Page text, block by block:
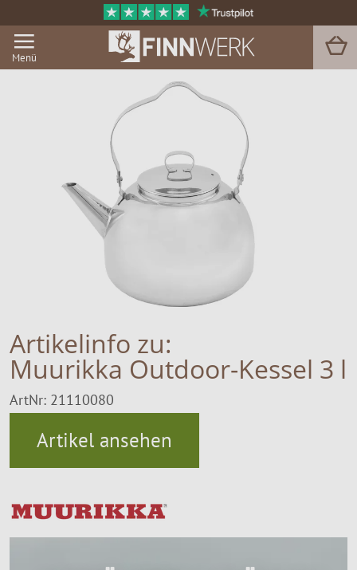
Menü
Garten & Outdoor
SALE %
Über Uns
Artikelinfo zu:
Muurikka Outdoor-Kessel 3 l
ArtNr: 21110080
Artikel ansehen